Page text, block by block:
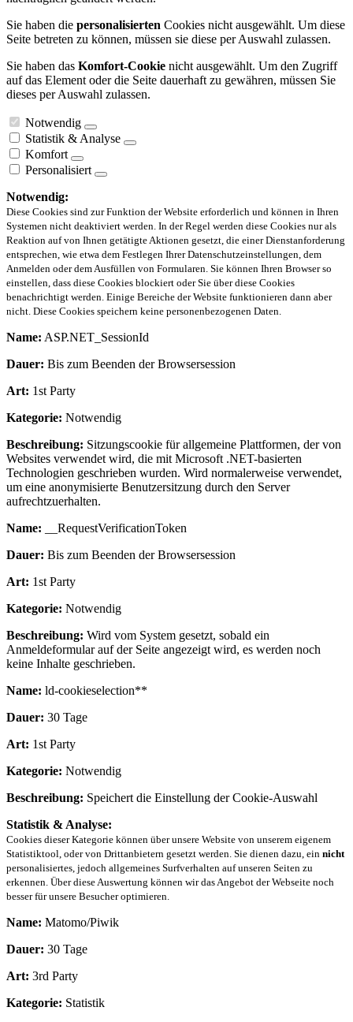
Sie haben die personalisierten Cookies nicht ausgewählt. Um diese
Seite betreten zu können, müssen sie diese per Auswahl zulassen.
Sie haben das Komfort-Cookie nicht ausgewählt. Um den Zugriff
auf das Element oder die Seite dauerhaft zu gewähren, müssen Sie
dieses per Auswahl zulassen.
Notwendig
Statistik & Analyse
Komfort
Personalisiert
Notwendig:
Diese Cookies sind zur Funktion der Website erforderlich und können in Ihren
Systemen nicht deaktiviert werden. In der Regel werden diese Cookies nur als
Reaktion auf von Ihnen getätigte Aktionen gesetzt, die einer Dienstanforderung
entsprechen, wie etwa dem Festlegen Ihrer Datenschutzeinstellungen, dem
Anmelden oder dem Ausfüllen von Formularen. Sie können Ihren Browser so
einstellen, dass diese Cookies blockiert oder Sie über diese Cookies
benachrichtigt werden. Einige Bereiche der Website funktionieren dann aber
nicht. Diese Cookies speichern keine personenbezogenen Daten.
Name: ASP.NET_SessionId
Dauer: Bis zum Beenden der Browsersession
Art: 1st Party
Kategorie: Notwendig
Beschreibung: Sitzungscookie für allgemeine Plattformen, der von
Websites verwendet wird, die mit Microsoft .NET-basierten
Technologien geschrieben wurden. Wird normalerweise verwendet,
um eine anonymisierte Benutzersitzung durch den Server
aufrechtzuerhalten.
Name: __RequestVerificationToken
Dauer: Bis zum Beenden der Browsersession
Art: 1st Party
Kategorie: Notwendig
Beschreibung: Wird vom System gesetzt, sobald ein
Anmeldeformular auf der Seite angezeigt wird, es werden noch
keine Inhalte geschrieben.
Name: ld-cookieselection**
Dauer: 30 Tage
Art: 1st Party
Kategorie: Notwendig
Beschreibung: Speichert die Einstellung der Cookie-Auswahl
Statistik & Analyse:
Cookies dieser Kategorie können über unsere Website von unserem eigenem
Statistiktool, oder von Drittanbietern gesetzt werden. Sie dienen dazu, ein nicht
personalisiertes, jedoch allgemeines Surfverhalten auf unseren Seiten zu
erkennen. Über diese Auswertung können wir das Angebot der Webseite noch
besser für unsere Besucher optimieren.
Name: Matomo/Piwik
Dauer: 30 Tage
Art: 3rd Party
Kategorie: Statistik